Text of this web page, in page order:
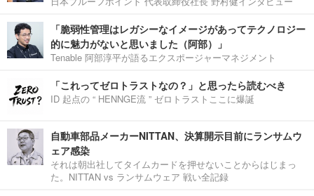
「脆弱性管理はレガシーなイメージがあってテクノロジー
的に魅力がないと思いました（阿部）」
Tenable 阿部淳平が語るエクスポージャーマネジメント
「これってゼロトラストなの？」と思ったら読むべき
ID 起点の “ HENNGE流 ” ゼロトラストここに爆誕
自動車部品メーカーNITTAN、決算開示目前にランサムウ
ェア感染
それは朝出社してタイムカードを押せないことからはじまっ
た。NITTAN vs ランサムウェア 戦い全記録